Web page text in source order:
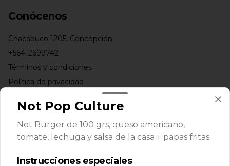
Conócenos
Chacabuco 1205, Concepción.
+56412699742
Términos y condiciones
Política de privacidad
Redes sociales
Instagram
Facebook
Not Pop Culture
Not Burger de 100 grs, queso americano,
tomate, lechuga y salsa de la casa + papas fritas.
Instrucciones especiales